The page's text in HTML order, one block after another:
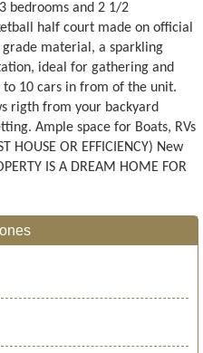
bedrooms and 2 1/2
half court made on official
grade material, a sparkling
ideal for gathering and
10 cars in from of the unit.
rigth from your backyard
Ample space for Boats, RVs
HOUSE OR EFFICIENCY) New
IS A DREAM HOME FOR